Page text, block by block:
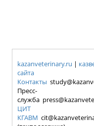
kazanveterinary.ru |
сайта
Контакты
Пресс-
служба
ЦИТ
КГАВМ